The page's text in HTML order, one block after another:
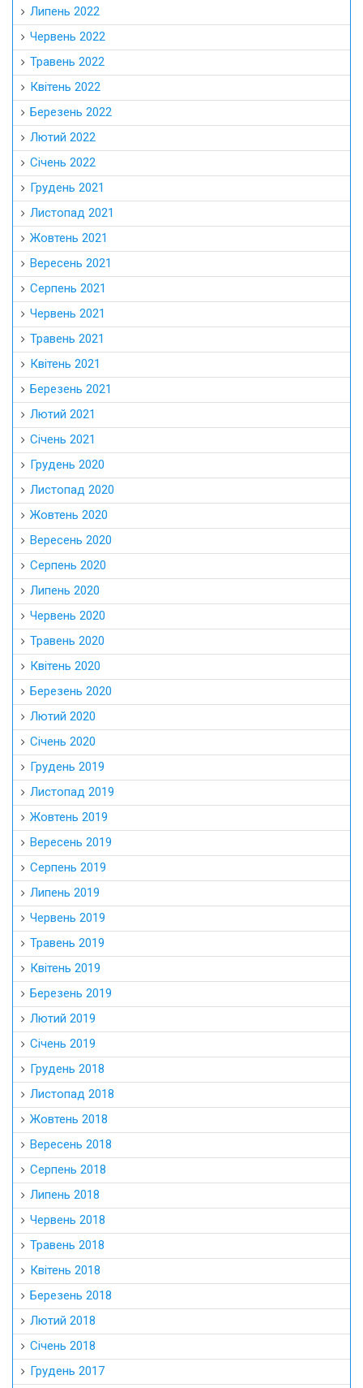
Липень 2022
Червень 2022
Травень 2022
Квітень 2022
Березень 2022
Лютий 2022
Січень 2022
Грудень 2021
Листопад 2021
Жовтень 2021
Вересень 2021
Серпень 2021
Червень 2021
Травень 2021
Квітень 2021
Березень 2021
Лютий 2021
Січень 2021
Грудень 2020
Листопад 2020
Жовтень 2020
Вересень 2020
Серпень 2020
Липень 2020
Червень 2020
Травень 2020
Квітень 2020
Березень 2020
Лютий 2020
Січень 2020
Грудень 2019
Листопад 2019
Жовтень 2019
Вересень 2019
Серпень 2019
Липень 2019
Червень 2019
Травень 2019
Квітень 2019
Березень 2019
Лютий 2019
Січень 2019
Грудень 2018
Листопад 2018
Жовтень 2018
Вересень 2018
Серпень 2018
Липень 2018
Червень 2018
Травень 2018
Квітень 2018
Березень 2018
Лютий 2018
Січень 2018
Грудень 2017